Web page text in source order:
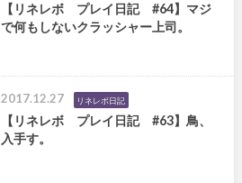
【リネレボ プレイ日記 #64】マジ
で何もしないクラッシャー上司。
2017.12.27 リネレボ日記
【リネレボ プレイ日記 #63】鳥、
入手す。